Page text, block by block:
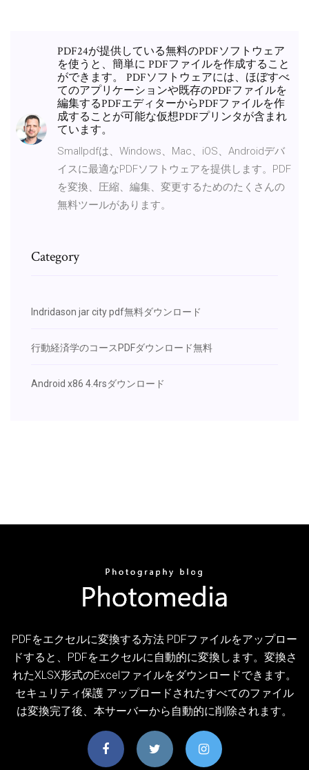
PDF24が提供している無料のPDFソフトウェア
を使うと、簡単に PDFファイルを作成すること
ができます。 PDFソフトウェアには、ほぼすべ
てのアプリケーションや既存のPDFファイルを
編集するPDFエディターからPDFファイルを作
成することが可能な仮想PDFプリンタが含まれ
ています。
Smallpdfは、Windows、Mac、iOS、Androidデバ
イスに最適なPDFソフトウェアを提供します。PDF
を変換、圧縮、編集、変更するためのたくさんの
無料ツールがあります。
Category
Indridason jar city pdf無料ダウンロード
行動経済学のコースPDFダウンロード無料
Android x86 4.4rsダウンロード
PDFをエクセルに変換する方法 PDFファイルをアップロー
ドすると、PDFをエクセルに自動的に変換します。変換さ
れたXLSX形式のExcelファイルをダウンロードできます。
セキュリティ保護 アップロードされたすべてのファイル
は変換完了後、本サーバーから自動的に削除されます。